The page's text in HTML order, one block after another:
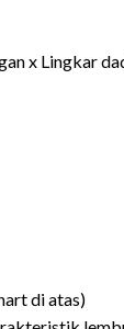
x Lingkar
di atas)